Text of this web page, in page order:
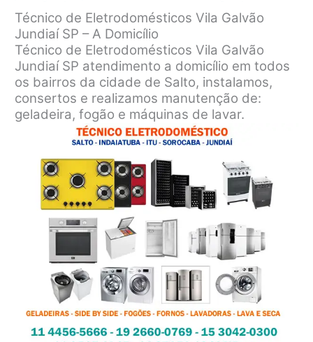
Técnico de Eletrodomésticos Vila Galvão
Jundiaí SP – A Domicílio
Técnico de Eletrodomésticos Vila Galvão
Jundiaí SP atendimento a domicílio em todos
os bairros da cidade de Salto, instalamos,
consertos e realizamos manutenção de:
geladeira, fogão e máquinas de lavar.